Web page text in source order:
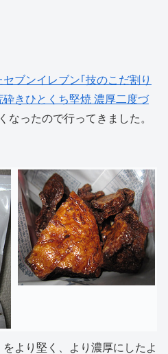
ブンイレブン｢技のこだ割り
きひとくち堅焼 濃厚二度づ
なったので行ってきました。
より堅く、より濃厚にしたよ